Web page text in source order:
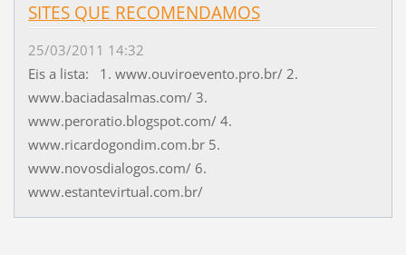
SITES QUE RECOMENDAMOS
25/03/2011 14:32
Eis a lista: 1. www.ouviroevento.pro.br/ 2.
www.baciadasalmas.com/ 3.
www.peroratio.blogspot.com/ 4.
www.ricardogondim.com.br 5.
www.novosdialogos.com/ 6.
www.estantevirtual.com.br/